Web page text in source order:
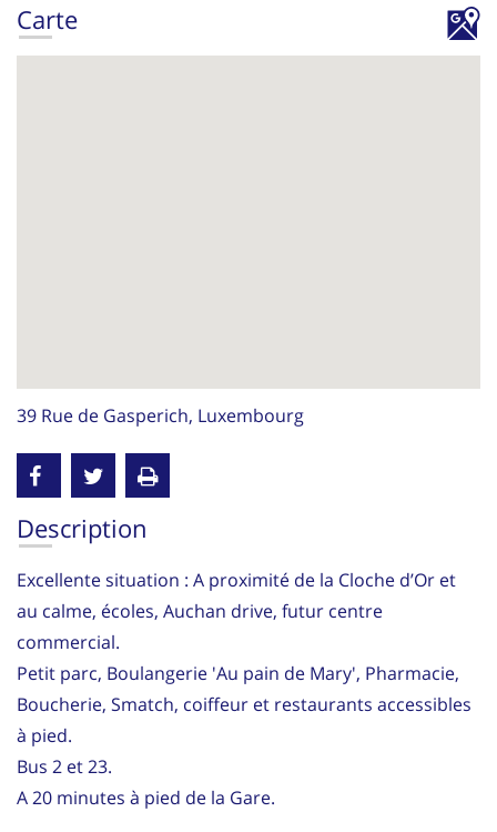
Carte
39 Rue de Gasperich, Luxembourg
Description
Excellente situation : A proximité de la Cloche d’Or et
au calme, écoles, Auchan drive, futur centre
commercial.
Petit parc, Boulangerie 'Au pain de Mary', Pharmacie,
Boucherie, Smatch, coiffeur et restaurants accessibles
à pied.
Bus 2 et 23.
A 20 minutes à pied de la Gare.